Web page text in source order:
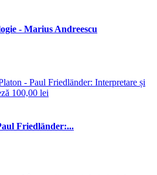
- Marius Andreescu
Friedländer:...